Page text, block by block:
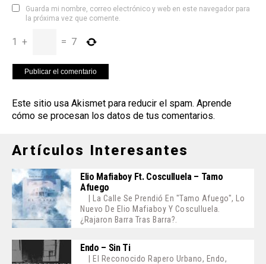
Guarda mi nombre, correo electrónico y web en este navegador para
la próxima vez que comente.
1 + = 7
Este sitio usa Akismet para reducir el spam. Aprende
cómo se procesan los datos de tus comentarios.
Artículos Interesantes
Elio Mafiaboy Ft. Cosculluela – Tamo
Afuego
| La Calle Se Prendió En "Tamo Afuego", Lo
Nuevo De Elio Mafiaboy Y Cosculluela.
¿Rajaron Barra Tras Barra?.
Endo – Sin Ti
| El Reconocido Rapero Urbano, Endo,